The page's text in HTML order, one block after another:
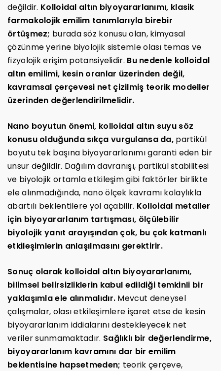
değildir. Kolloidal altın biyoyararlanımı, klasik
farmakolojik emilim tanımlarıyla birebir
örtüşmez; burada söz konusu olan, kimyasal
çözünme yerine biyolojik sistemle olası temas ve
fizyolojik erişim potansiyelidir. Bu nedenle kolloidal
altın emilimi, kesin oranlar üzerinden değil,
kavramsal çerçevesi net çizilmiş teorik modeller
üzerinden değerlendirilmelidir.
Nano boyutun önemi, kolloidal altın suyu söz
konusu olduğunda sıkça vurgulansa da, partikül
boyutu tek başına biyoyararlanımı garanti eden bir
unsur değildir. Dağılım davranışı, partikül stabilitesi
ve biyolojik ortamla etkileşim gibi faktörler birlikte
ele alınmadığında, nano ölçek kavramı kolaylıkla
abartılı beklentilere yol açabilir. Kolloidal metaller
için biyoyararlanım tartışması, ölçülebilir
biyolojik yanıt arayışından çok, bu çok katmanlı
etkileşimlerin anlaşılmasını gerektirir.
Sonuç olarak kolloidal altın biyoyararlanımı,
bilimsel belirsizliklerin kabul edildiği temkinli bir
yaklaşımla ele alınmalıdır. Mevcut deneysel
çalışmalar, olası etkileşimlere işaret etse de kesin
biyoyararlanım iddialarını destekleyecek net
veriler sunmamaktadır. Sağlıklı bir değerlendirme,
biyoyararlanım kavramını dar bir emilim
beklentisine hapsetmeden; teorik çerçeve,